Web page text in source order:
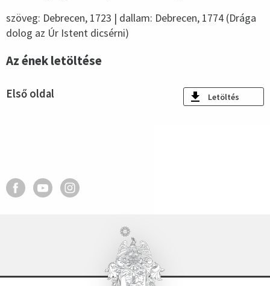
szöveg: Debrecen, 1723 | dallam: Debrecen, 1774 (Drága
dolog az Úr Istent dicsérni)
Az ének letöltése
Első oldal Letöltés